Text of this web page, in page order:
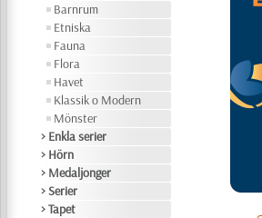
Barnrum
Etniska
Fauna
Flora
Havet
Klassik o Modern
Mönster
> Enkla serier
> Hörn
> Medaljonger
> Serier
> Tapet